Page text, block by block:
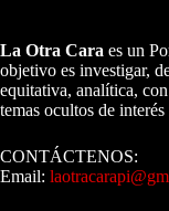
La Otra Cara es un
objetivo es investigar,
equitativa, analítica,
temas ocultos de
CONTÁCTENOS:
Email: